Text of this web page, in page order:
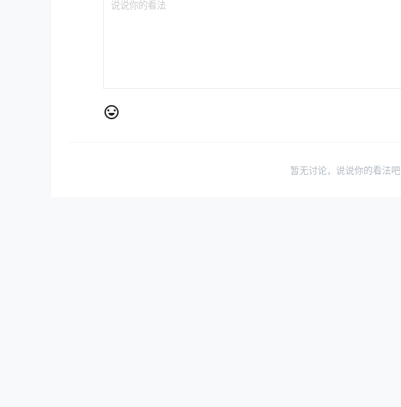
暂无讨论，说说你的看法吧